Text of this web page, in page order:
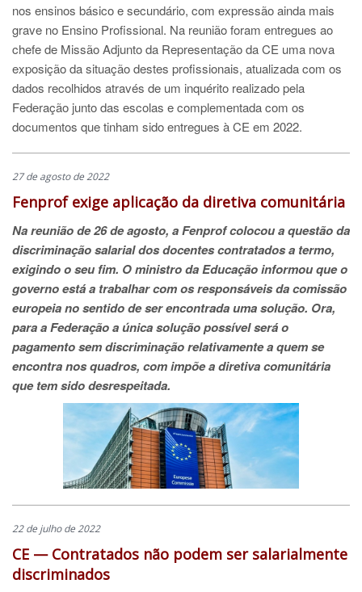
nos ensinos básico e secundário, com expressão ainda mais
grave no Ensino Profissional. Na reunião foram entregues ao
chefe de Missão Adjunto da Representação da CE uma nova
exposição da situação destes profissionais, atualizada com os
dados recolhidos através de um inquérito realizado pela
Federação junto das escolas e complementada com os
documentos que tinham sido entregues à CE em 2022.
27 de agosto de 2022
Fenprof exige aplicação da diretiva comunitária
Na reunião de 26 de agosto, a Fenprof colocou a questão da
discriminação salarial dos docentes contratados a termo,
exigindo o seu fim. O ministro da Educação informou que o
governo está a trabalhar com os responsáveis da comissão
europeia no sentido de ser encontrada uma solução. Ora,
para a Federação a única solução possível será o
pagamento sem discriminação relativamente a quem se
encontra nos quadros, com impõe a diretiva comunitária
que tem sido desrespeitada.
22 de julho de 2022
CE — Contratados não podem ser salarialmente
discriminados